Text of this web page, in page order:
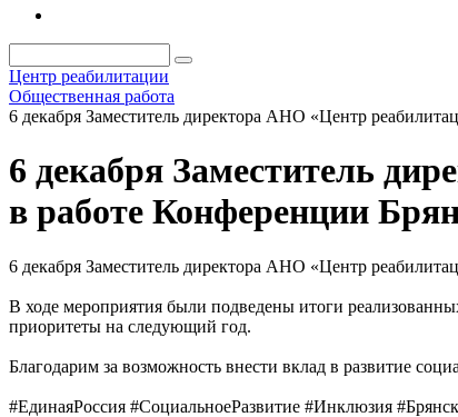
Центр реабилитации
Общественная работа
6 декабря Заместитель директора АНО «Центр
6 декабря Заместитель
в работе Конференции
6 декабря Заместитель директора АНО «Центр
В ходе мероприятия были подведены итоги
приоритеты на следующий год.
Благодарим за возможность внести вклад в развитие
#ЕдинаяРоссия #СоциальноеРазвитие #Инклюзия